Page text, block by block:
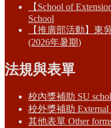
【School of
School
【推廣部活動】東
(2026年暑期)
法規與表單
校內獎補助 SU
校外獎補助 External
其他表單 Other